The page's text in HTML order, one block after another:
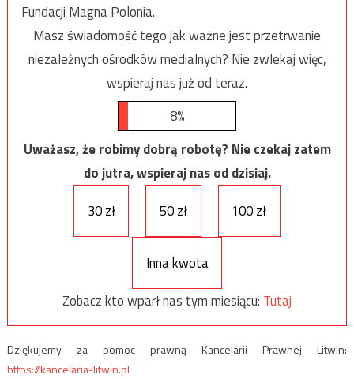
Fundacji Magna Polonia.
Masz świadomość tego jak ważne jest przetrwanie
niezależnych ośrodków medialnych? Nie zwlekaj więc,
wspieraj nas już od teraz.
8%
Uważasz, że robimy dobrą robotę? Nie czekaj zatem
do jutra, wspieraj nas od dzisiaj.
30 zł
50 zł 100 zł
Inna kwota
Zobacz kto wparł nas tym miesiącu: Tutaj
Dziękujemy za pomoc prawną Kancelarii Prawnej Litwin:
https://kancelaria-litwin.pl